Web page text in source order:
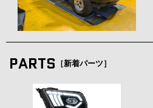
PARTS ［新着パーツ］